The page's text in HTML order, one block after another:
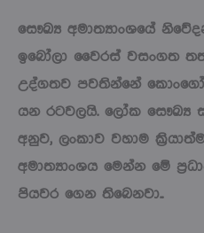
සෞඛ්‍ය අමාත්‍යාංශයේ
ඉබෝලා වෛරස් වසංගත
උද්ගතව පවතින්නේ කොංගෝ
යන රටවලයි. ලෝක සෞඛ්‍ය
අනුව, ලංකාව වහාම
අමාත්‍යාංශය මෙන්න මේ
පියවර ගෙන තිබෙනවා..